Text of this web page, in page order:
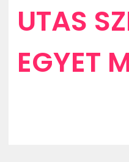
UTAS
EGYET